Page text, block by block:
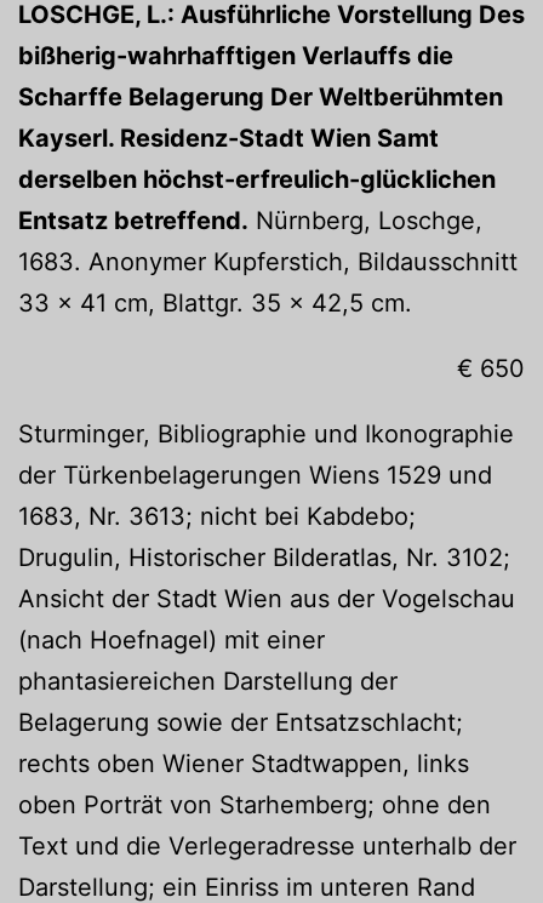
LOSCHGE, L.: Ausführliche Vorstellung Des
bißherig-wahrhafftigen Verlauffs die
Scharffe Belagerung Der Weltberühmten
Kayserl. Residenz-Stadt Wien Samt
derselben höchst-erfreulich-glücklichen
Entsatz betreffend. Nürnberg, Loschge,
1683. Anonymer Kupferstich, Bildausschnitt
33 x 41 cm, Blattgr. 35 x 42,5 cm.
€ 650
Sturminger, Bibliographie und Ikonographie
der Türkenbelagerungen Wiens 1529 und
1683, Nr. 3613; nicht bei Kabdebo;
Drugulin, Historischer Bilderatlas, Nr. 3102;
Ansicht der Stadt Wien aus der Vogelschau
(nach Hoefnagel) mit einer
phantasiereichen Darstellung der
Belagerung sowie der Entsatzschlacht;
rechts oben Wiener Stadtwappen, links
oben Porträt von Starhemberg; ohne den
Text und die Verlegeradresse unterhalb der
Darstellung; ein Einriss im unteren Rand